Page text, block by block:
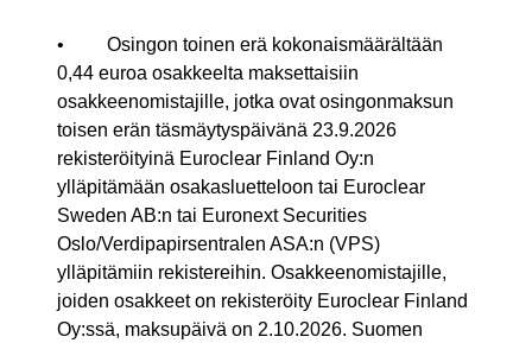
• Osingon toinen erä kokonaismäärältään
0,44 euroa osakkeelta maksettaisiin
osakkeenomistajille, jotka ovat osingonmaksun
toisen erän täsmäytyspäivänä 23.9.2026
rekisteröityinä Euroclear Finland Oy:n
ylläpitämään osakasluetteloon tai Euroclear
Sweden AB:n tai Euronext Securities
Oslo/Verdipapirsentralen ASA:n (VPS)
ylläpitämiin rekistereihin. Osakkeenomistajille,
joiden osakkeet on rekisteröity Euroclear Finland
Oy:ssä, maksupäivä on 2.10.2026. Suomen